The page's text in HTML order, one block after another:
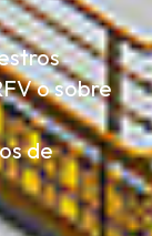
o sobre
de